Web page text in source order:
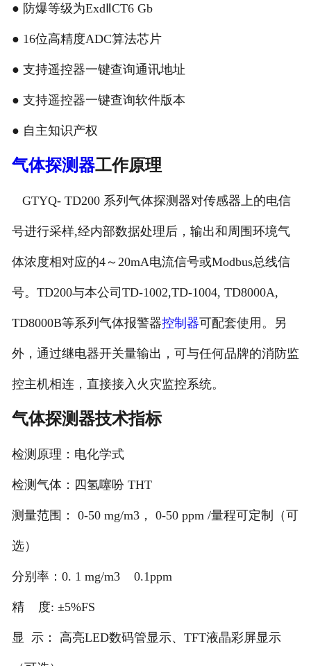
● 防爆等级为ExdⅡCT6 Gb
● 16位高精度ADC算法芯片
● 支持遥控器一键查询通讯地址
● 支持遥控器一键查询软件版本
● 自主知识产权
气体探测器工作原理
GTYQ- TD200 系列气体探测器对传感器上的电信
号进行采样,经内部数据处理后，输出和周围环境气
体浓度相对应的4～20mA电流信号或Modbus总线信
号。TD200与本公司TD-1002,TD-1004, TD8000A,
TD8000B等系列气体报警器控制器可配套使用。另
外，通过继电器开关量输出，可与任何品牌的消防监
控主机相连，直接接入火灾监控系统。
气体探测器技术指标
检测原理：电化学式
检测气体：四氢噻吩 THT
测量范围： 0-50 mg/m3， 0-50 ppm /量程可定制（可
选）
分别率：0. 1 mg/m3 0.1ppm
精 度: ±5%FS
显 示： 高亮LED数码管显示、TFT液晶彩屏显示